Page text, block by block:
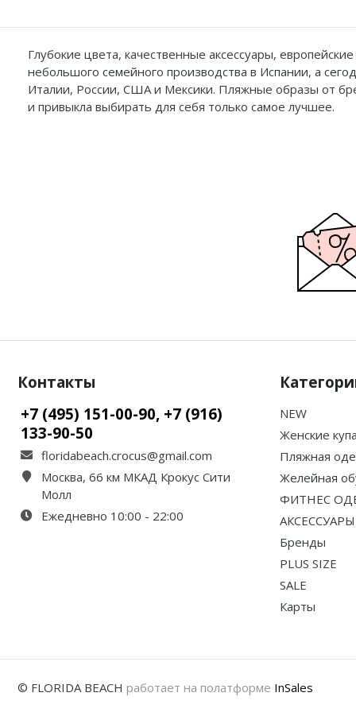
Глубокие цвета, качественные аксессуары,
небольшого семейного производства в Испании, а
Италии, России, США и Мексики. Пляжные образы от
и привыкла выбирать для себя только самое лучшее.
Контакты
+7 (495) 151-00-90, +7 (916)
133-90-50
floridabeach.crocus@gmail.com
Москва, 66 км МКАД Крокус Сити
Молл
Ежедневно 10:00 - 22:00
NEW
Женские
Пляжная
Желейная
ФИТНЕС
АКСЕССУАРЫ
Бренды
PLUS SIZE
SALE
Карты
© FLORIDA BEACH работает на полатформе InSales